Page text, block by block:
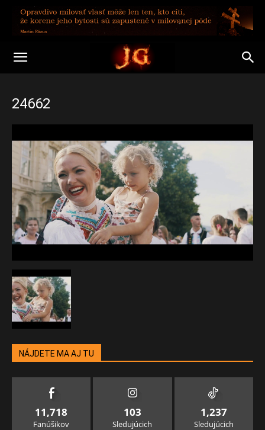
24662
NÁJDETE MA AJ TU
11,718
Fanúšikov
103
Sledujúcich
1,237
Sledujúcich